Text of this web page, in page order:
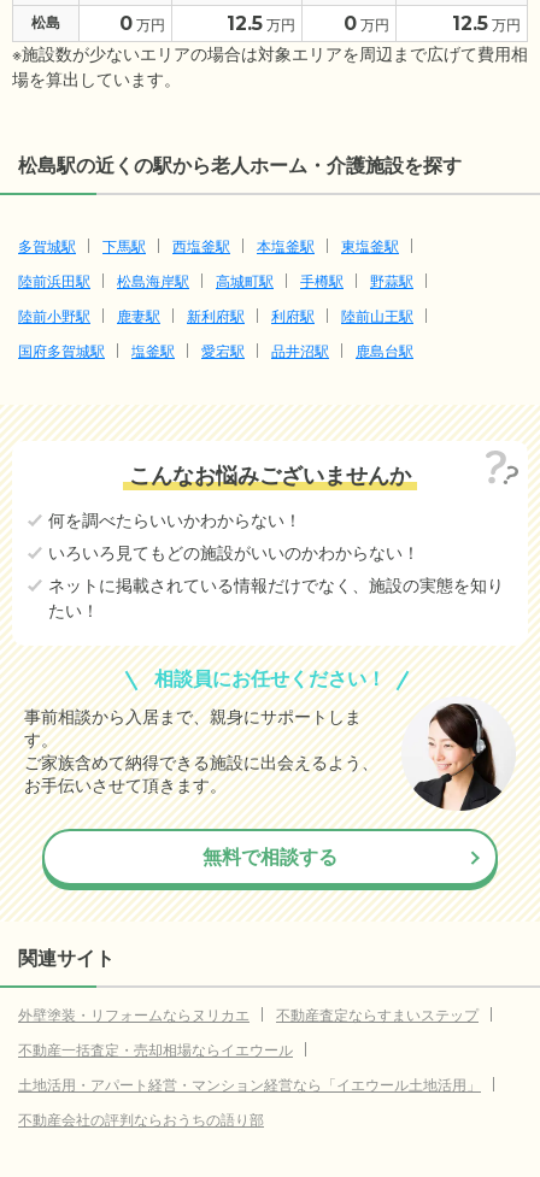
松島 0 万円 12.5 万円 0 万円 12.5 万円
※施設数が少ないエリアの場合は対象エリアを周辺まで広げて費用相
場を算出しています。
松島駅の近くの駅から老人ホーム・介護施設を探す
多賀城駅 下馬駅 西塩釜駅 本塩釜駅
東塩釜駅
陸前浜田駅
松島海岸駅 高城町駅 手樽駅
野蒜駅
陸前小野駅
鹿妻駅 新利府駅 利府駅
陸前山王駅
国府多賀城駅
塩釜駅 愛宕駅 品井沼駅 鹿島台駅
こんなお悩みございませんか
何を調べたらいいかわからない！
いろいろ見てもどの施設がいいのかわからない！
ネットに掲載されている情報だけでなく、施設の実態を知り
たい！
相談員にお任せください！
事前相談から入居まで、親身にサポートしま
す。
ご家族含めて納得できる施設に出会えるよう、
お手伝いさせて頂きます。
無料で相談する
関連サイト
外壁塗装・リフォームならヌリカエ
不動産査定ならすまいステップ
不動産一括査定・売却相場ならイエウール
土地活用・アパート経営・マンション経営なら「イエウール土地活用」
不動産会社の評判ならおうちの語り部